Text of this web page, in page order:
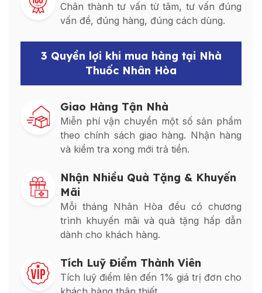
Chân thành tư vấn từ tâm, tư vấn đúng
vấn đề, đúng hàng, đúng cách dùng.
3 Quyền lợi khi mua hàng tại Nhà
Thuốc Nhân Hòa
Giao Hàng Tận Nhà
Miễn phí vận chuyển một số sản phẩm
theo chính sách giao hàng. Nhận hàng
và kiểm tra xong mới trả tiền.
Nhận Nhiều Quà Tặng & Khuyến
Mãi
Mỗi tháng Nhân Hòa đều có chương
trình khuyến mãi và quà tặng hấp dẫn
dành cho khách hàng.
Tích Luỹ Điểm Thành Viên
Tích luỹ điểm lên đến 1% giá trị đơn cho